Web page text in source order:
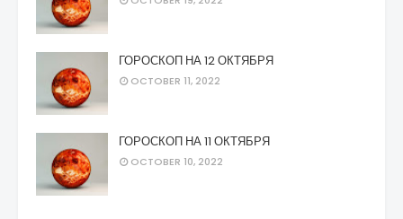
ГОРОСКОП НА 12 ОКТЯБРЯ
OCTOBER 11, 2022
ГОРОСКОП НА 11 ОКТЯБРЯ
OCTOBER 10, 2022